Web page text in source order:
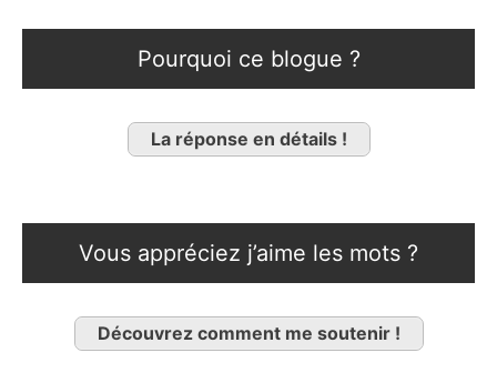
Pourquoi ce blogue ?
La réponse en détails !
Vous appréciez j’aime les mots ?
Découvrez comment me soutenir !